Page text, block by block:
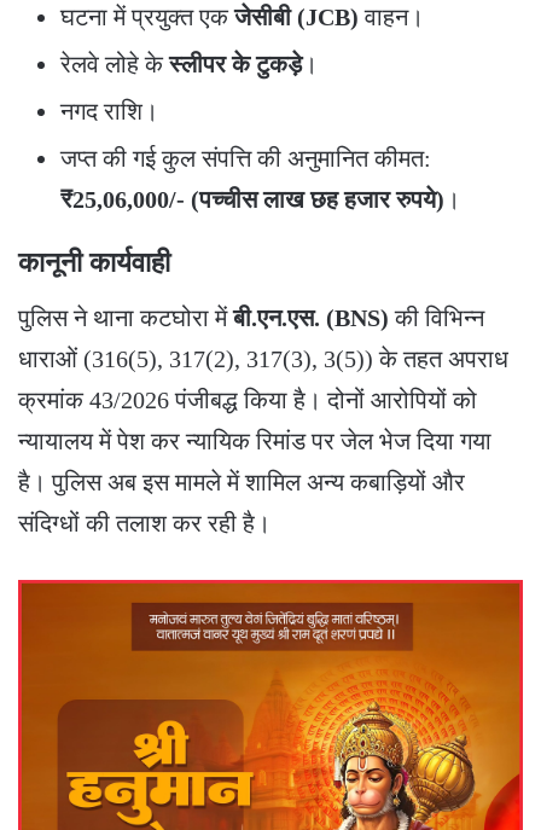
​घटना में प्रयुक्त एकजेसीबी (JCB) वाहन।
​रेलवे लोहे केस्लीपर के टुकड़े।
​नगद राशि।
​जप्त की गई कुल संपत्ति की अनुमानित कीमत:
₹25,06,000/- (पच्चीस लाख छह हजार रुपये) ।
कानूनी कार्यवाही
​पुलिस ने थाना कटघोरा मेंबी.एन.एस. (BNS) की विभिन्न
धाराओं (316(5), 317(2), 317(3), 3(5)) के तहत अपराध
क्रमांक 43/2026 पंजीबद्ध किया है। दोनों आरोपियों को
न्यायालय में पेश कर न्यायिक रिमांड पर जेल भेज दिया गया
है। पुलिस अब इस मामले में शामिल अन्य कबाड़ियों और
संदिग्धों की तलाश कर रही है।